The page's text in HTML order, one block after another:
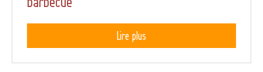
Lire plus